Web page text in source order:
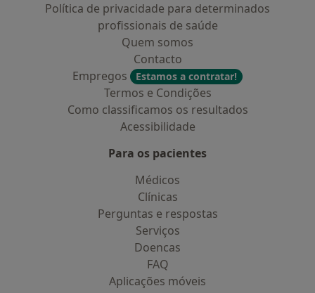
Política de privacidade para determinados
profissionais de saúde
Quem somos
Contacto
Empregos
Estamos a contratar!
Termos e Condições
Como classificamos os resultados
Acessibilidade
Para os pacientes
Médicos
Clínicas
Perguntas e respostas
Serviços
Doencas
FAQ
Aplicações móveis